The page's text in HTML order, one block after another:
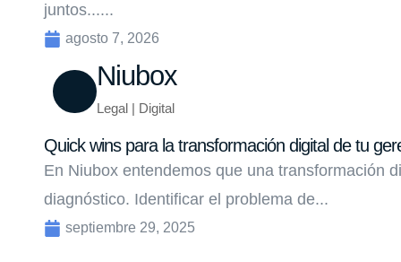
juntos......
agosto 7, 2026
Niubox
Legal | Digital
Quick wins para la transformación digital de tu
En Niubox entendemos que una transformación
diagnóstico. Identificar el problema de...
septiembre 29, 2025